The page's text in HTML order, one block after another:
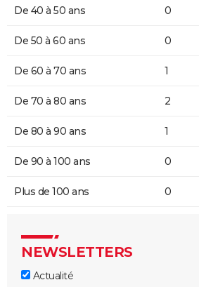
De 40 à 50 ans 0
De 50 à 60 ans 0
De 60 à 70 ans 1
De 70 à 80 ans 2
De 80 à 90 ans 1
De 90 à 100 ans 0
Plus de 100 ans 0
NEWSLETTERS
Actualité